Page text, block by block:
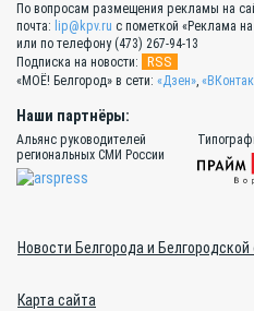
По вопросам размещения рекламы на
почта: lip@kpv.ru с пометкой «Реклама
или по телефону (473) 267-94-13
Подписка на новости:
RSS
«МОЁ! Белгород» в сети: «Дзен»,
Наши партнёры:
Альянс руководителей
региональных СМИ России
Новости Белгорода и Белгородской
Карта сайта